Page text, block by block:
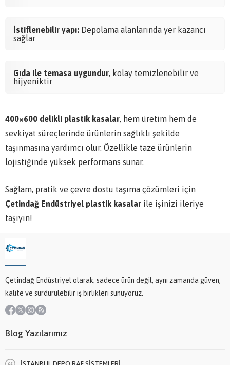
İstiflenebilir yapı: Depolama alanlarında yer kazancı
sağlar
Gıda ile temasa uygundur, kolay temizlenebilir ve
hijyeniktir
400×600 delikli plastik kasalar, hem üretim hem de
sevkiyat süreçlerinde ürünlerin sağlıklı şekilde
taşınmasına yardımcı olur. Özellikle taze ürünlerin
lojistiğinde yüksek performans sunar.
Sağlam, pratik ve çevre dostu taşıma çözümleri için
Çetindağ Endüstriyel plastik kasalar ile işinizi ileriye
taşıyın!
Çetindağ Endüstriyel olarak; sadece ürün değil, aynı zamanda güven,
kalite ve sürdürülebilir iş birlikleri sunuyoruz.
Blog Yazılarımız